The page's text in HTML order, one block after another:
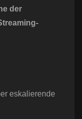
der
eskalierende